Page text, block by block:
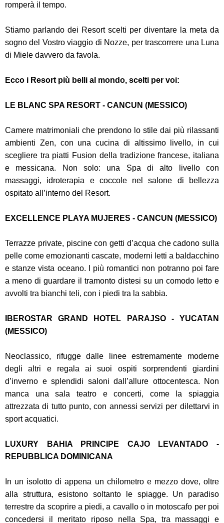
romperà il tempo.
Stiamo parlando dei Resort scelti per diventare la meta da
sogno del Vostro viaggio di Nozze, per trascorrere una Luna
di Miele davvero da favola.
Ecco i Resort più belli al mondo, scelti per voi:
LE BLANC SPA RESORT - CANCUN (MESSICO)
Camere matrimoniali che prendono lo stile dai più rilassanti
ambienti Zen, con una cucina di altissimo livello, in cui
scegliere tra piatti Fusion della tradizione francese, italiana
e messicana. Non solo: una Spa di alto livello con
massaggi, idroterapia e coccole nel salone di bellezza
ospitato all’interno del Resort.
EXCELLENCE PLAYA MUJERES - CANCUN (MESSICO)
Terrazze private, piscine con getti d’acqua che cadono sulla
pelle come emozionanti cascate, moderni letti a baldacchino
e stanze vista oceano. I più romantici non potranno poi fare
a meno di guardare il tramonto distesi su un comodo letto e
avvolti tra bianchi teli, con i piedi tra la sabbia.
IBEROSTAR GRAND HOTEL PARAJSO - YUCATAN
(MESSICO)
Neoclassico, rifugge dalle linee estremamente moderne
degli altri e regala ai suoi ospiti sorprendenti giardini
d’inverno e splendidi saloni dall’allure ottocentesca. Non
manca una sala teatro e concerti, come la spiaggia
attrezzata di tutto punto, con annessi servizi per dilettarvi in
sport acquatici.
LUXURY BAHIA PRINCIPE CAJO LEVANTADO -
REPUBBLICA DOMINICANA
In un isolotto di appena un chilometro e mezzo dove, oltre
alla struttura, esistono soltanto le spiagge. Un paradiso
terrestre da scoprire a piedi, a cavallo o in motoscafo per poi
concedersi il meritato riposo nella Spa, tra massaggi e